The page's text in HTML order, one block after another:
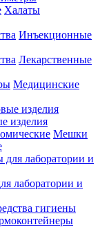
Халаты
Инъекционные
Лекарственные
Медицинские
изделия
Мешки
лаборатории и
гигиены